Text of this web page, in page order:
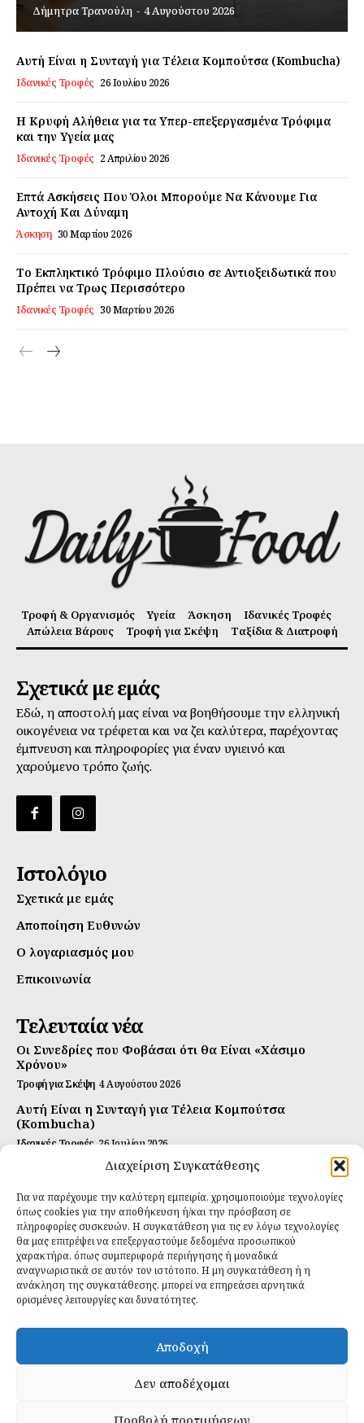
Daily Food
Σχετικά με εμάς
Ο λογαριασμός μου
Διαχείριση Συγκατάθεσης
Για να παρέχουμε την καλύτερη εμπειρία, χρησιμοποιούμε τεχνολογίες
όπως cookies για την αποθήκευση ή/και την πρόσβαση σε
πληροφορίες συσκευών. Η συγκατάθεση για τις εν λόγω τεχνολογίες
θα μας επιτρέψει να επεξεργαστούμε δεδομένα προσωπικού
χαρακτήρα, όπως συμπεριφορά περιήγησης ή μοναδικά
αναγνωριστικά σε αυτόν τον ιστότοπο. Η μη συγκατάθεση ή η
ανάκληση της συγκατάθεσης, μπορεί να επηρεάσει αρνητικά
ορισμένες λειτουργίες και δυνατότητες.
Αποδοχή
Δεν αποδέχομαι
Προβολή προτιμήσεων
Δήμητρα Τρανούλη - 4 Αυγούστου 2026
Αυτή Είναι η Συνταγή για Τέλεια Κομπούτσα (Kombucha)
Ιδανικές Τροφές 26 Ιουλίου 2026
Η Κρυφή Αλήθεια για τα Υπερ-επεξεργασμένα Τρόφιμα
και την Υγεία μας
Ιδανικές Τροφές 2 Απριλίου 2026
Επτά Ασκήσεις Που Όλοι Μπορούμε Να Κάνουμε Για
Αντοχή Και Δύναμη
Άσκηση 30 Μαρτίου 2026
Το Εκπληκτικό Τρόφιμο Πλούσιο σε Αντιοξειδωτικά που
Πρέπει να Τρως Περισσότερο
Ιδανικές Τροφές 30 Μαρτίου 2026
Τροφή & Οργανισμός Υγεία Άσκηση
Ιδανικές Τροφές
Απώλεια Βάρους
Τροφή για Σκέψη Ταξίδια & Διατροφή
Σχετικά με εμάς
Εδώ, η αποστολή μας είναι να βοηθήσουμε την ελληνική
οικογένεια να τρέφεται και να ζει καλύτερα, παρέχοντας
έμπνευση και πληροφορίες για έναν υγιεινό και
χαρούμενο τρόπο ζωής.
Ιστολόγιο
Σχετικά με εμάς
Αποποίηση Ευθυνών
Ο λογαριασμός μου
Επικοινωνία
Τελευταία νέα
Οι Συνεδρίες που Φοβάσαι ότι θα Είναι «Χάσιμο
Χρόνου»
Τροφή για Σκέψη 4 Αυγούστου 2026
Αυτή Είναι η Συνταγή για Τέλεια Κομπούτσα
(Kombucha)
Ιδανικές Τροφές 26 Ιουλίου 2026
Η Κρυφή Αλήθεια για τα Υπερ-επεξεργασμένα
Ιδανικές Τροφές 2 Απριλίου 2026
Εγγραφείτε
ΕΓΓΡΑΦΉ
Έχω διαβάσει και δέχομαι τηνπολιτική απορρήτου